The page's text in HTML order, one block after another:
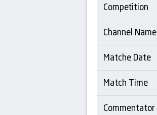
Competition
Channel Name
Matche Date
Match Time
Commentator